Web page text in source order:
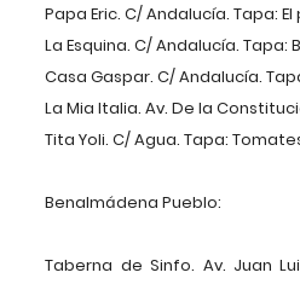
Papa Eric. C/ Andalucía. Tapa:
La Esquina. C/ Andalucía. Tapa:
Casa Gaspar. C/ Andalucía.
La Mia Italia. Av. De la
Tita Yoli. C/ Agua. Tapa:
Benalmádena Pueblo:
Taberna de Sinfo. Av. Juan